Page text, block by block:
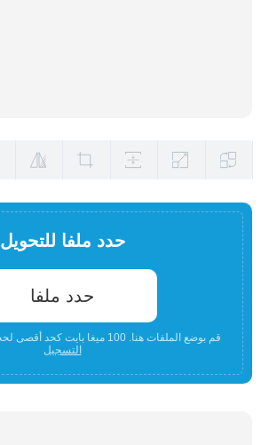
حدد ملفا للتحويل
حدد ملفا
قم بوضع الملفات هنا. 100 ميغا بايت كحد أقصى لحجم الملف أوالتسجيلأ و
التسجيل